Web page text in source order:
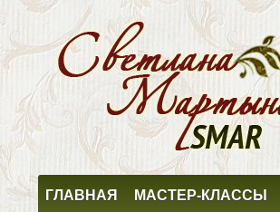
ГЛАВНАЯ МАСТЕР-КЛАССЫ